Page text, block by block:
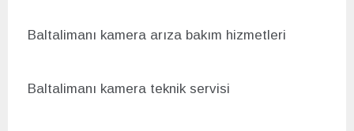
Baltalimanı kamera arıza bakım hizmetleri
Baltalimanı kamera teknik servisi